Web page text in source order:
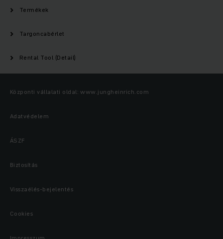
Termékek
Targoncabérlet
Rental Tool (Detail)
Központi vállalati oldal: www.jungheinrich.com
Adatvédelem
ÁSZF
Biztosítás
Visszaélés-bejelentés
Cookies